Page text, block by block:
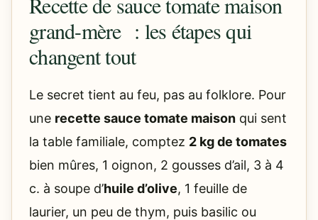
grand-mère : les étapes qui
changent tout
Le secret tient au feu, pas au folklore. Pour
une recette sauce tomate maison qui sent
la table familiale, comptez 2 kg de tomates
bien mûres, 1 oignon, 2 gousses d’ail, 3 à 4
c. à soupe d’huile d’olive, 1 feuille de
laurier, un peu de thym, puis basilic ou